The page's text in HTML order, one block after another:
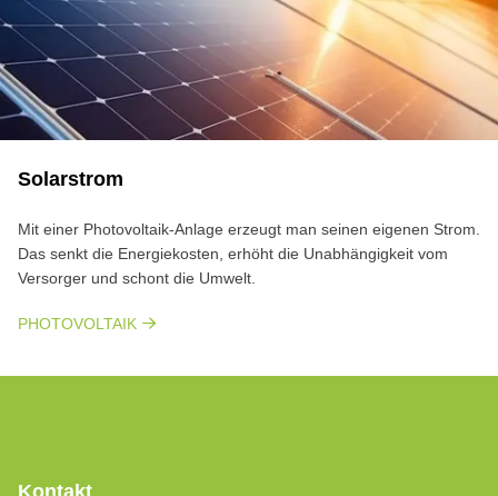
Solarstrom
Mit einer Photovoltaik-Anlage erzeugt man seinen eigenen Strom.
Das senkt die Energiekosten, erhöht die Unabhängigkeit vom
Versorger und schont die Umwelt.
PHOTOVOLTAIK